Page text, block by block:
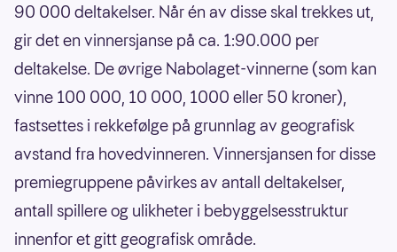
90 000 deltakelser. Når én av disse skal trekkes ut,
gir det en vinnersjanse på ca. 1:90.000 per
deltakelse. De øvrige Nabolaget-vinnerne (som kan
vinne 100 000, 10 000, 1000 eller 50 kroner),
fastsettes i rekkefølge på grunnlag av geografisk
avstand fra hovedvinneren. Vinnersjansen for disse
premiegruppene påvirkes av antall deltakelser,
antall spillere og ulikheter i bebyggelsesstruktur
innenfor et gitt geografisk område.